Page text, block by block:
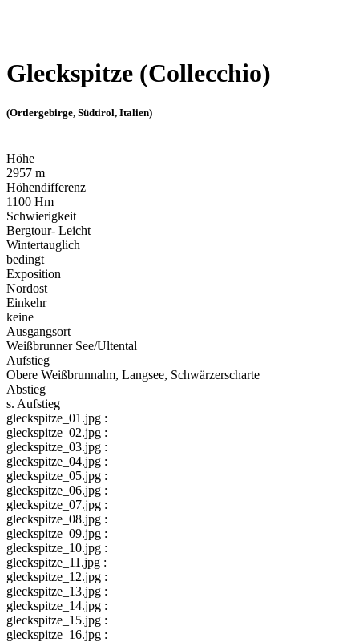
Gleckspitze (Collecchio)
(Ortlergebirge, Südtirol, Italien)
Höhe
2957 m
Höhendifferenz
1100 Hm
Schwierigkeit
Bergtour- Leicht
Wintertauglich
bedingt
Exposition
Nordost
Einkehr
keine
Ausgangsort
Weißbrunner See/Ultental
Aufstieg
Obere Weißbrunnalm, Langsee, Schwärzerscharte
Abstieg
s. Aufstieg
gleckspitze_01.jpg :
gleckspitze_02.jpg :
gleckspitze_03.jpg :
gleckspitze_04.jpg :
gleckspitze_05.jpg :
gleckspitze_06.jpg :
gleckspitze_07.jpg :
gleckspitze_08.jpg :
gleckspitze_09.jpg :
gleckspitze_10.jpg :
gleckspitze_11.jpg :
gleckspitze_12.jpg :
gleckspitze_13.jpg :
gleckspitze_14.jpg :
gleckspitze_15.jpg :
gleckspitze_16.jpg :